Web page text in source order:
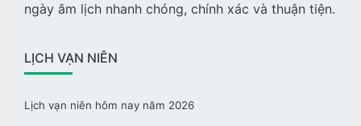
ngày âm lịch nhanh chóng, chính xác và thuận tiện.
LỊCH VẠN NIÊN
Lịch vạn niên hôm nay năm 2026